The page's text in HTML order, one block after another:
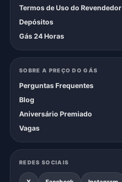
Termos de Uso do Revendedor
Depósitos
Gás 24 Horas
SOBRE A PREÇO DO GÁS
Perguntas Frequentes
Blog
Aniversário Premiado
Vagas
REDES SOCIAIS